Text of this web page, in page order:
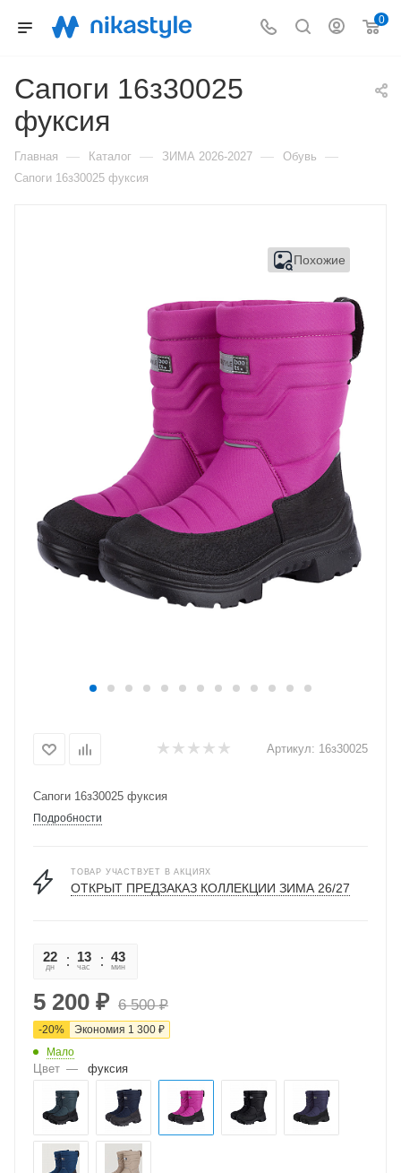
0
Сапоги 16з30025
фуксия
Главная — Каталог — ЗИМА 2026-2027 — Обувь —
Сапоги 16з30025 фуксия
Похожие
Артикул: 16з30025
Сапоги 16з30025 фуксия
Подробности
ТОВАР УЧАСТВУЕТ В АКЦИЯХ
ОТКРЫТ ПРЕДЗАКАЗ КОЛЛЕКЦИИ ЗИМА 26/27
22
дн
13
час
43
мин
5 200 ₽ 6 500₽
-20% Экономия 1 300 ₽
Мало
Цвет — фуксия